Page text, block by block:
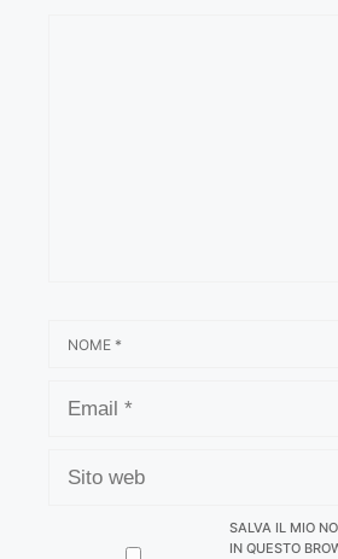
WEB
SALVA IL MIO
IN QUESTO